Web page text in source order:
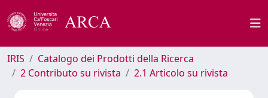
IRIS
Catalogo dei Prodotti della Ricerca
2 Contributo su rivista
2.1 Articolo su rivista